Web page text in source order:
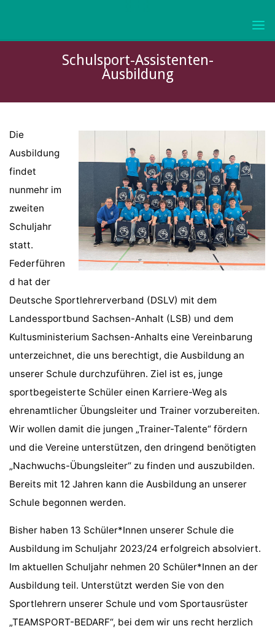
content
FRIEDRICH-Schulsport-Assistenten-
Ausbildung
Die
Ausbildung
findet
nunmehr im
zweiten
Schuljahr
statt.
Federführen
d hat der
Deutsche Sportlehrerverband (DSLV) mit dem
Landessportbund Sachsen-Anhalt (LSB) und dem
Kultusministerium Sachsen-Anhalts eine Vereinbarung
unterzeichnet, die uns berechtigt, die Ausbildung an
unserer Schule durchzuführen. Ziel ist es, junge
sportbegeisterte Schüler einen Karriere-Weg als
ehrenamtlicher Übungsleiter und Trainer vorzubereiten.
Wir wollen damit die jungen „Trainer-Talente“ fördern
und die Vereine unterstützen, den dringend benötigten
„Nachwuchs-Übungsleiter“ zu finden und auszubilden.
Bereits mit 12 Jahren kann die Ausbildung an unserer
Schule begonnen werden.
Bisher haben 13 Schüler*Innen unserer Schule die
Ausbildung im Schuljahr 2023/24 erfolgreich absolviert.
Im aktuellen Schuljahr nehmen 20 Schüler*Innen an der
Ausbildung teil. Unterstützt werden Sie von den
Sportlehrern unserer Schule und vom Sportausrüster
„TEAMSPORT-BEDARF“, bei dem wir uns recht herzlich